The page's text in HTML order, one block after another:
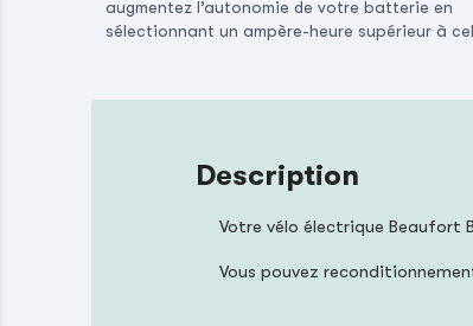
augmentez l’autonomie de votre batterie en
sélectionnant un ampère-heure supérieur à
Description
Votre vélo électrique Beaufort
Vous pouvez